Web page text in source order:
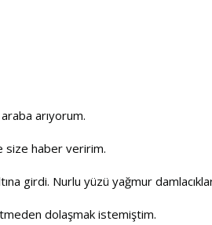
arıyorum.
size haber veririm.
girdi. Nurlu yüzü yağmur
dolaşmak istemiştim.